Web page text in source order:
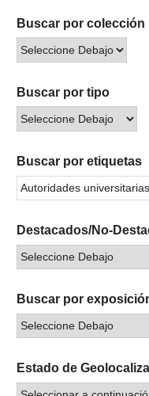
Buscar por colección
Buscar por tipo
Buscar por etiquetas
Destacados/No-
Buscar por
Estado de